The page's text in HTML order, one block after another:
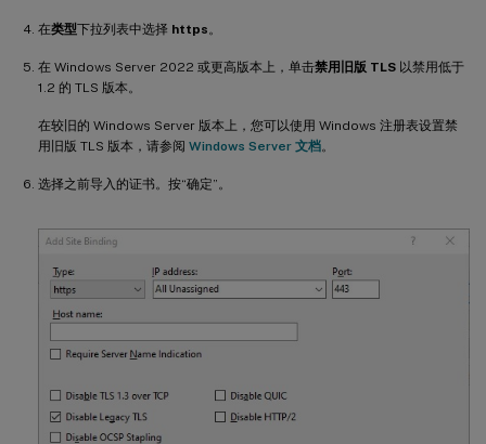
在类型下拉列表中选择 https。
在 Windows Server 2022 或更高版本上，单击禁用旧版 TLS 以禁用低于
1.2 的 TLS 版本。
在较旧的 Windows Server 版本上，您可以使用 Windows 注册表设置禁
用旧版 TLS 版本，请参阅 Windows Server 文档。
选择之前导入的证书。按“确定”。